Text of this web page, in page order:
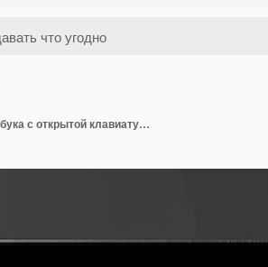
Минималистическое изображение черного ноутбука с открытой клавиатурой, опирающейся на серую поверхность Минималистический дизайн с ноутбук-клавиатурой в монохромной цветовой палитре